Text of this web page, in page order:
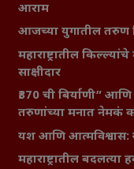
आराम
आजच्या युगातील तरुण
महाराष्ट्रातील
साक्षीदार
₹370 ची बिर्याणी”
तरुणांच्या मनात नेमकं
यश आणि आत्मविश्वास:
महाराष्ट्रातील बदलत्या